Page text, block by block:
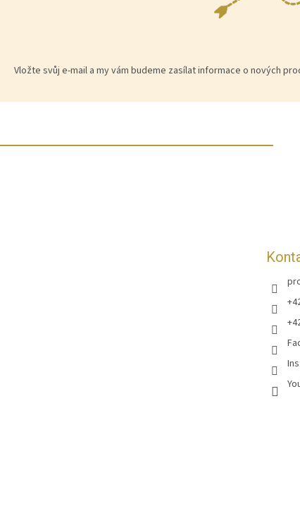
Vložte svůj e-mail a my vám budeme zasílat informace o nových